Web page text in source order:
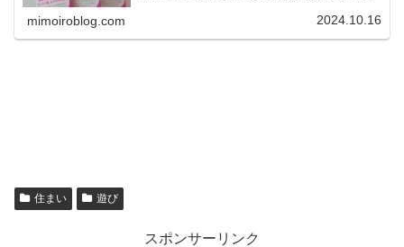
mimoiroblog.com 2024.10.16
住まい 遊び
スポンサーリンク